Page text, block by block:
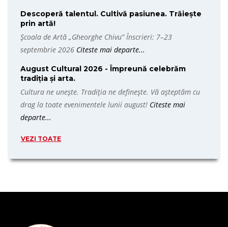
Descoperă talentul. Cultivă pasiunea. Trăiește
prin artă!
Școala de Artă „Gheorghe Chivu” Înscrieri: 7–23
septembrie 2026 Citeste mai departe...
August Cultural 2026 - Împreună celebrăm
tradiția și arta.
Cultura ne unește. Tradiția ne definește. Vă așteptăm cu
drag la toate evenimentele lunii august! Citeste mai
departe...
VEZI TOATE